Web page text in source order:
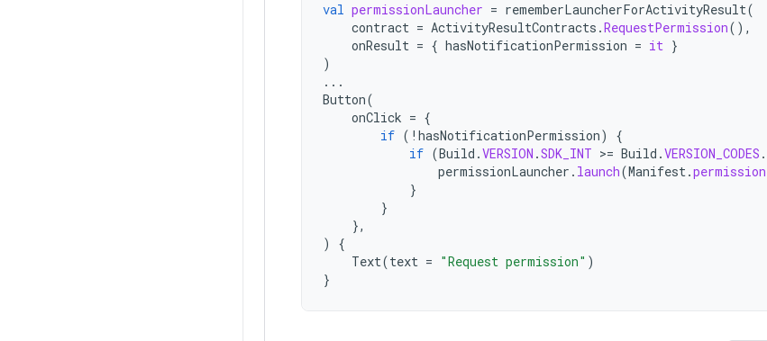
val permissionLauncher = rememberLauncherForActivityResult(
contract = ActivityResultContracts .RequestPermission(),
onResult = { hasNotificationPermission = it }
)
...
Button(
onClick = {
if ( ! hasNotificationPermission)
{
if (Build .VERSION .SDK_INT >= Build .VERSION_CODES .
permissionLauncher . launch(Manifest.permission
}
}
},
)
{
Text(text = "Request permission" )
}